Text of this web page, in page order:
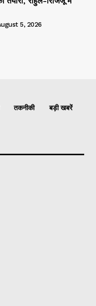
5, 2026
तकनीकी बड़ी खबरें